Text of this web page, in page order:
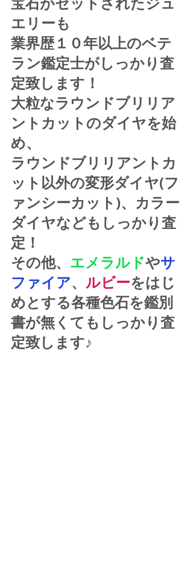
エリーも
業界歴１０年以上のベテ
ラン鑑定士がしっかり査
定致します！
大粒なラウンドブリリア
ントカットのダイヤを始
め、
ラウンドブリリアントカ
ット以外の変形ダイヤ(フ
ァンシーカット)、カラー
ダイヤなどもしっかり査
定！
その他、 エメラルドやサ
ファイア、 ルビーをはじ
めとする各種色石を鑑別
書が無くてもしっかり査
定致します♪